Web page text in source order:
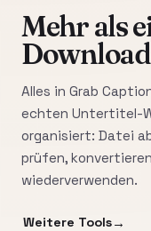
Mehr als
Alles in Grab
echten Untertitel-
organisiert: Datei
prüfen,
wiederverwenden.
Weitere Tools